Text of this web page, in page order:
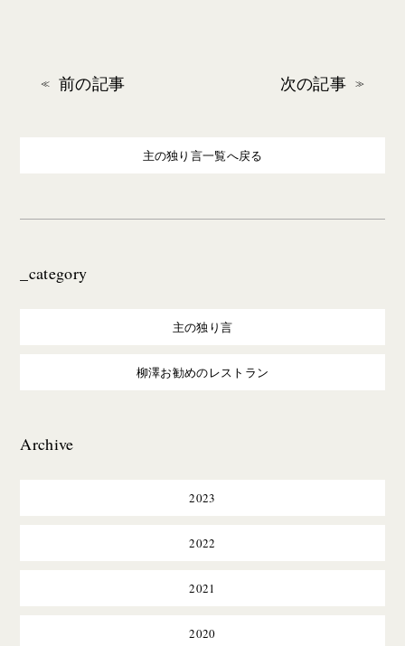
前の記事 次の記事
主の独り言一覧へ戻る
_category
主の独り言
柳澤お勧めのレストラン
Archive
2023
2022
2021
2020